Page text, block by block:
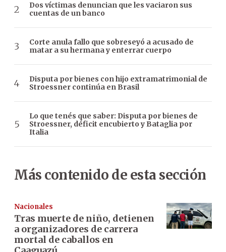
Dos víctimas denuncian que les vaciaron sus
cuentas de un banco
Corte anula fallo que sobreseyó a acusado de
matar a su hermana y enterrar cuerpo
Disputa por bienes con hijo extramatrimonial de
Stroessner continúa en Brasil
Lo que tenés que saber: Disputa por bienes de
Stroessner, déficit encubierto y Bataglia por
Italia
Más contenido de esta sección
Nacionales
Tras muerte de niño, detienen
a organizadores de carrera
mortal de caballos en